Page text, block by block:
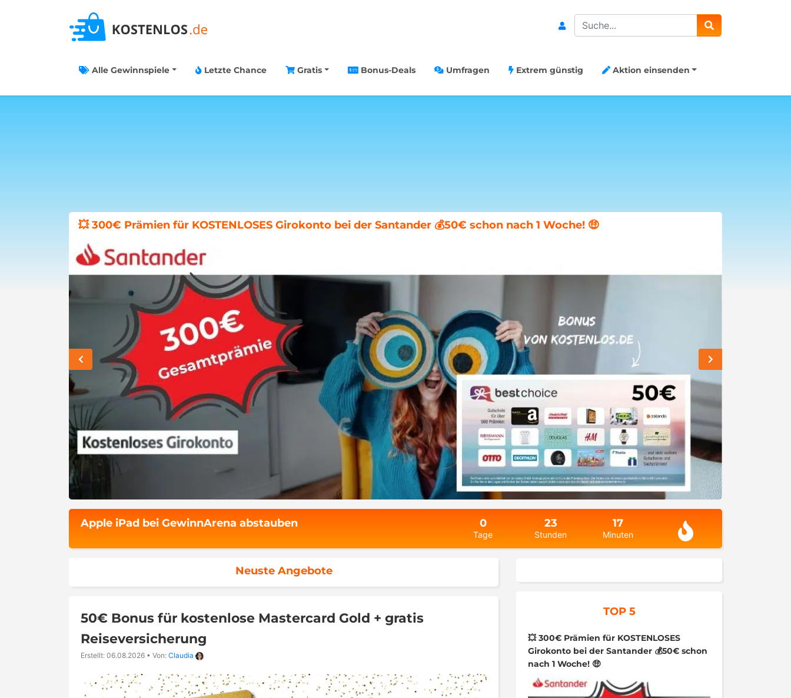
Search
Alle Gewinnspiele Letzte Chance Gratis Bonus-Deals Umfragen Extrem günstig Aktion einsenden
Vorratsgläser-Bundle von oecolife gewinnen
Apple iPad bei GewinnArena abstauben 0
Tage
23
Stunden
17
Minuten
Neuste Angebote
50€ Bonus für kostenlose Mastercard Gold + gratis
Reiseversicherung
Erstellt: 06.08.2026 • Von: Claudia
TOP 5
💥 300€ Prämien für KOSTENLOSES
Girokonto bei der Santander 💰50€ schon
nach 1 Woche! 🤑